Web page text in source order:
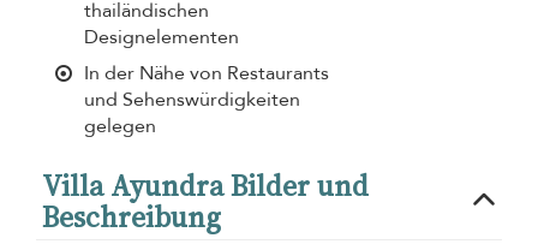
thailändischen
Designelementen
In der Nähe von Restaurants
und Sehenswürdigkeiten
gelegen
Villa Ayundra Bilder und
Beschreibung